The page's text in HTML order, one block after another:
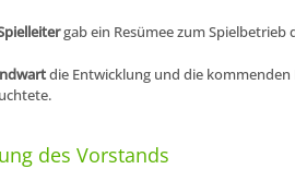
gab ein Resümee zum Spielbetrieb
die Entwicklung und die
des Vorstands